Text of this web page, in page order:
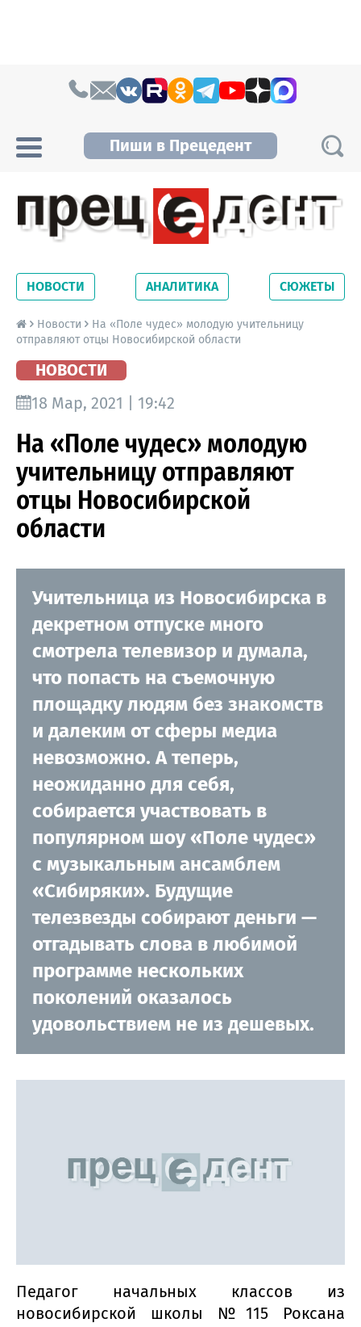
Пиши в Прецедент
Новосибирской области. Читайте свежие
новости на сайте сетевого издания
Precedent.
НОВОСТИ АНАЛИТИКА СЮЖЕТЫ
Новости
На «Поле чудес» молодую учительницу
отправляют отцы Новосибирской области
НОВОСТИ
18 Мар, 2021 | 19:42
На «Поле чудес» молодую
учительницу отправляют
отцы Новосибирской
области
Учительница из Новосибирска в
декретном отпуске много
смотрела телевизор и думала,
что попасть на съемочную
площадку людям без знакомств
и далеким от сферы медиа
невозможно. А теперь,
неожиданно для себя,
собирается участвовать в
популярном шоу «Поле чудес»
с музыкальным ансамблем
«Сибиряки». Будущие
телезвезды собирают деньги —
отгадывать слова в любимой
программе нескольких
поколений оказалось
удовольствием не из дешевых.
Педагог начальных классов из
новосибирской школы №115 Роксана